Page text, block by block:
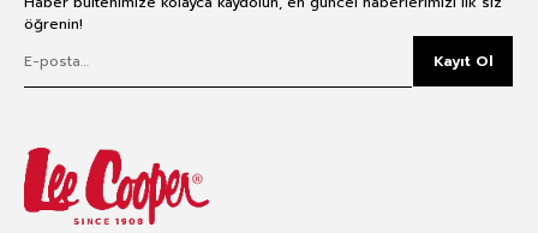
öğrenin!
Kayıt Ol